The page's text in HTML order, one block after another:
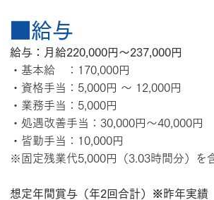
■給与
給与：月給220,000円〜237,000円
・基本給　：170,000円
・資格手当：5,000円 〜 12,000円
・業務手当：5,000円
・処遇改善手当：30,000円～40,000円
・皆勤手当：10,000円
※固定残業代5,000円（3.03時間分）を
想定年間賞与（年2回合計）※昨年実績